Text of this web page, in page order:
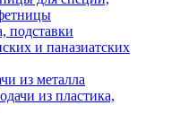
подставки
и паназиатских
из металла
из пластика,